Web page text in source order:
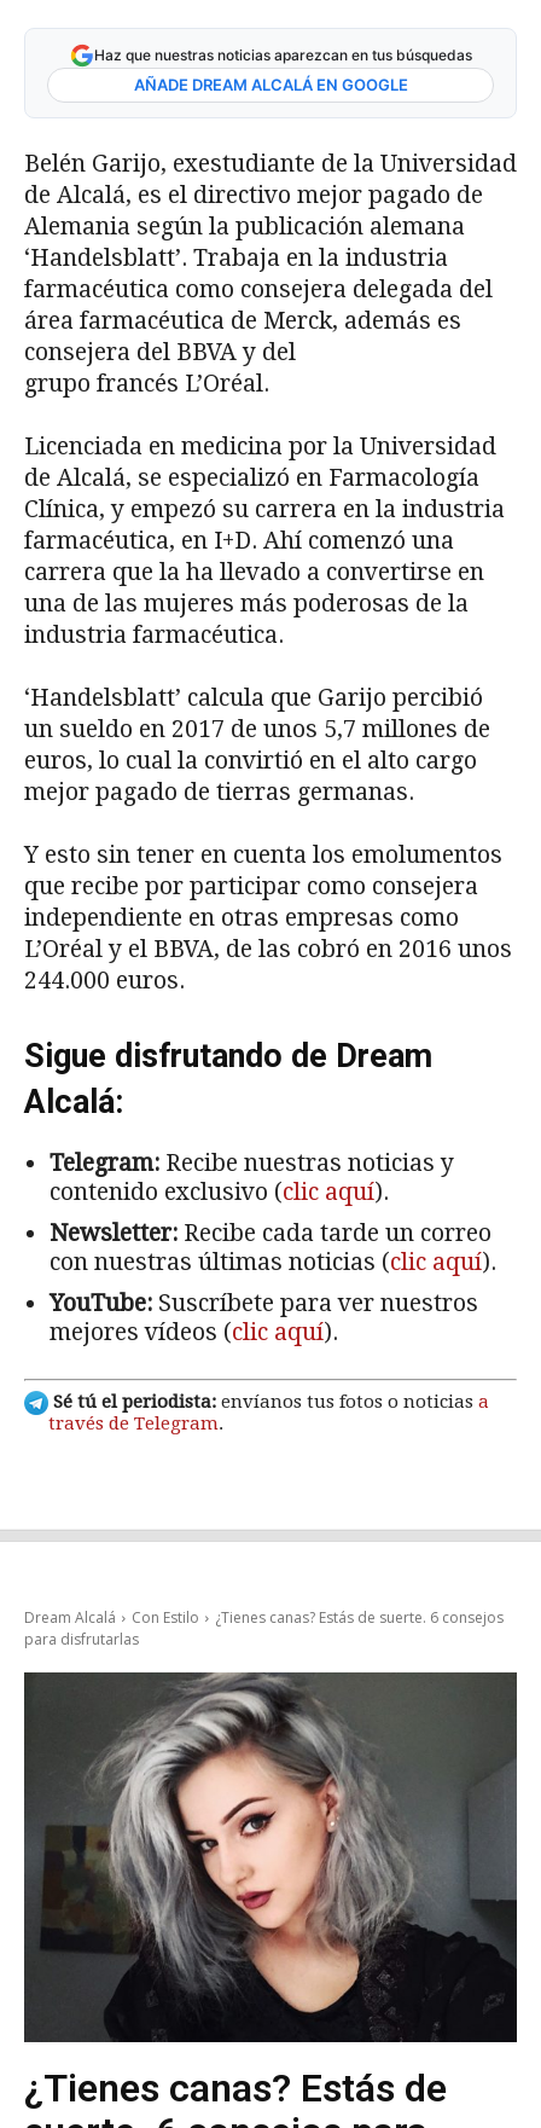
Haz que nuestras noticias aparezcan en tus búsquedas
AÑADE DREAM ALCALÁ EN GOOGLE
Belén Garijo, exestudiante de la Universidad
de Alcalá, es el directivo mejor pagado de
Alemania según la publicación alemana
‘Handelsblatt’. Trabaja en la industria
farmacéutica como consejera delegada del
área farmacéutica de Merck, además es
consejera del BBVA y del
grupo francés L’Oréal.
Licenciada en medicina por la Universidad
de Alcalá, se especializó en Farmacología
Clínica, y empezó su carrera en la industria
farmacéutica, en I+D. Ahí comenzó una
carrera que la ha llevado a convertirse en
una de las mujeres más poderosas de la
industria farmacéutica.
‘Handelsblatt’ calcula que Garijo percibió
un sueldo en 2017 de unos 5,7 millones de
euros, lo cual la convirtió en el alto cargo
mejor pagado de tierras germanas.
Y esto sin tener en cuenta los emolumentos
que recibe por participar como consejera
independiente en otras empresas como
L’Oréal y el BBVA, de las cobró en 2016 unos
244.000 euros.
Sigue disfrutando de Dream
Alcalá:
Telegram: Recibe nuestras noticias y
contenido exclusivo (clic aquí).
Newsletter: Recibe cada tarde un correo
con nuestras últimas noticias (clic aquí).
YouTube: Suscríbete para ver nuestros
mejores vídeos (clic aquí).
Sé tú el periodista: envíanos tus fotos o noticias a
través de Telegram.